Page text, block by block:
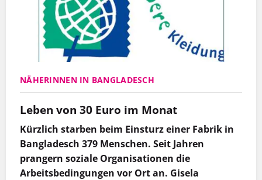
NÄHERINNEN IN BANGLADESCH
Leben von 30 Euro im Monat
Kürzlich starben beim Einsturz einer Fabrik in
Bangladesch 379 Menschen. Seit Jahren
prangern soziale Organisationen die
Arbeitsbedingungen vor Ort an. Gisela